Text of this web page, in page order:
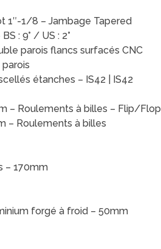
1″-1/8 – Jambage Tapered
: 9° / US : 2°
parois flancs surfacés CNC
étanches – IS42 | IS42
– Roulements à billes – Flip/Flop
– Roulements à billes
– 170mm
forgé à froid – 50mm